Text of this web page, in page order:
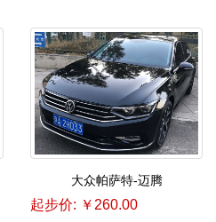
大众帕萨特-迈腾
起步价: ￥260.00